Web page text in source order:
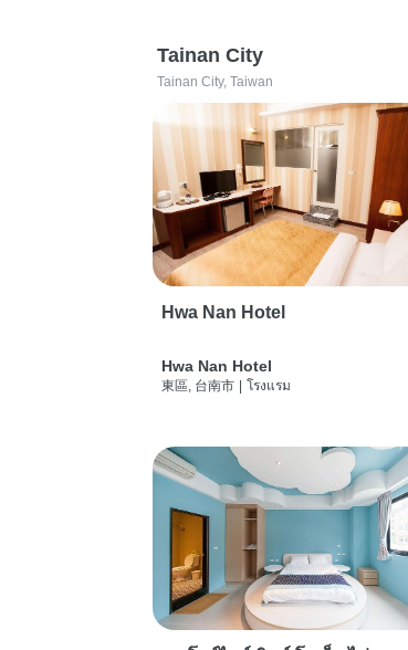
Tainan City
Tainan City, Taiwan
Hwa Nan Hotel
Hwa Nan Hotel
東區, 台南市 โรงแรม